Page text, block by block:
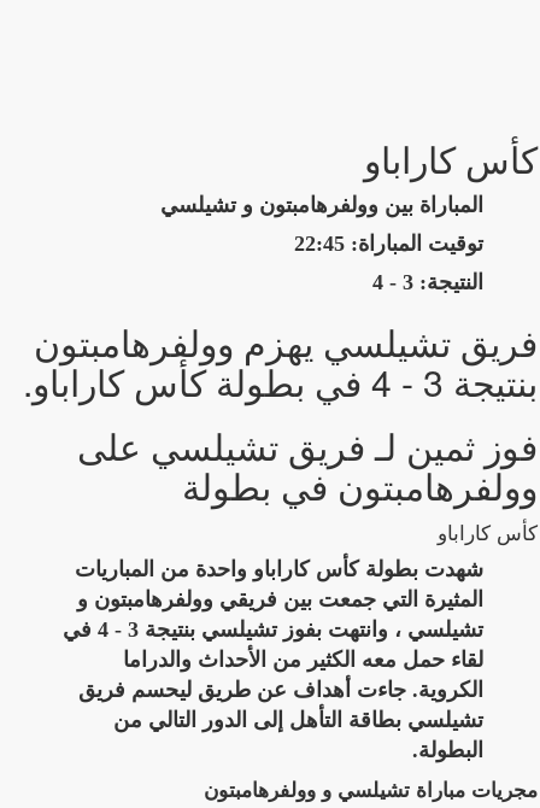
كأس كاراباو
المباراة بين وولفرهامبتون و تشيلسي
توقيت المباراة: 22:45
النتيجة: 3 - 4
فريق تشيلسي يهزم وولفرهامبتون
بنتيجة 3 - 4 في بطولة كأس كاراباو.
فوز ثمين لـ فريق تشيلسي على
وولفرهامبتون في بطولة
كأس كاراباو
شهدت بطولة كأس كاراباو واحدة من المباريات
المثيرة التي جمعت بين فريقي وولفرهامبتون و
تشيلسي ، وانتهت بفوز تشيلسي بنتيجة 3 - 4 في
لقاء حمل معه الكثير من الأحداث والدراما
الكروية. جاءت أهداف عن طريق ليحسم فريق
تشيلسي بطاقة التأهل إلى الدور التالي من
البطولة.
مجريات مباراة تشيلسي و وولفرهامبتون